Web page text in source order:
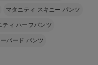
マタニティ スキニー パンツ
ティ ハーフパンツ
パード パンツ